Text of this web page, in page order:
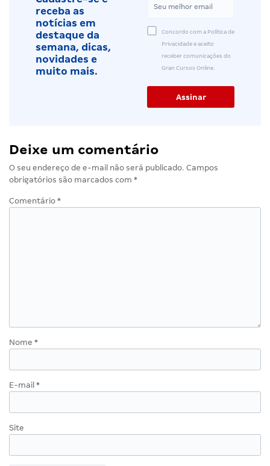
receba as
notícias em
destaque da
semana, dicas,
novidades e
muito mais.
Concordo com a Política de
Privacidade e aceito
receber comunicações do
Gran Cursos Online.
Deixe um comentário
O seu endereço de e-mail não será publicado. Campos
obrigatórios são marcados com *
Comentário *
Nome *
E-mail *
Site